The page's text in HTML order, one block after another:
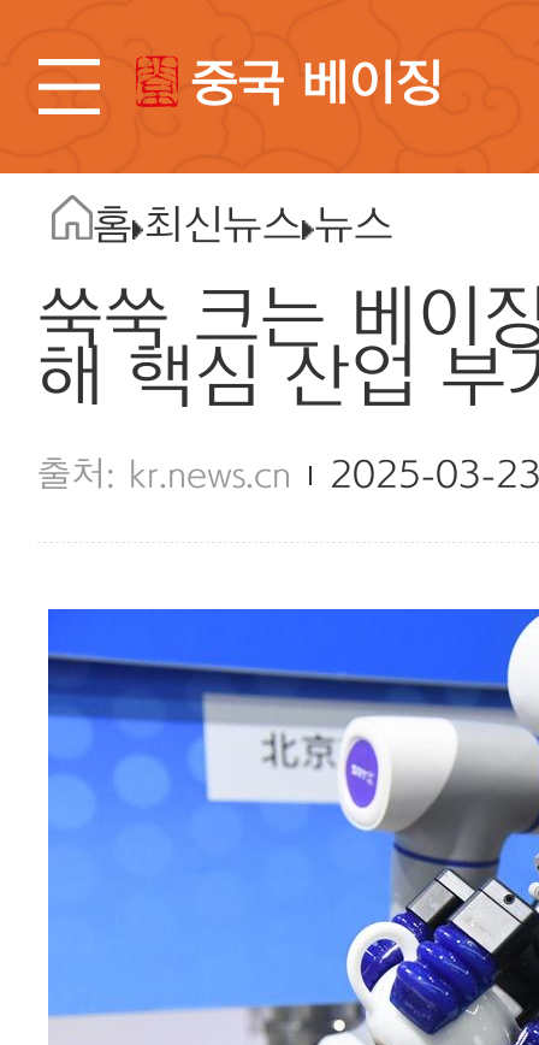
중국 베이징
홈 최신뉴스 뉴스
쑥쑥 크는 베이
해 핵심 산업
kr.news.cn 2025-03-